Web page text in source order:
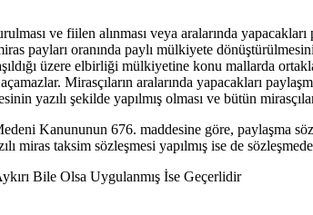
ve fiilen alınması veya aralarında
payları oranında paylı mülkiyete
üzere elbirliği mülkiyetine konu mallarda
Mirasçıların aralarında yapacakları
yazılı şekilde yapılmış olması ve bütün
Kanununun 676. maddesine göre, paylaşma
miras taksim sözleşmesi yapılmış ise de
Bile Olsa Uygulanmış İse Geçerlidir